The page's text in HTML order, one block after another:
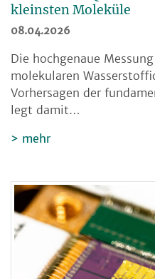
kleinsten Moleküle
08.04.2026
Die hochgenaue
molekularen
Vorhersagen der
legt damit…
mehr